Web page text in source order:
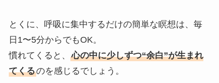
とくに、呼吸に集中するだけの簡単な瞑想は、毎
日1〜5分からでもOK。
慣れてくると、 心の中に少しずつ“余白”が生まれ
てくるのを感じるでしょう。